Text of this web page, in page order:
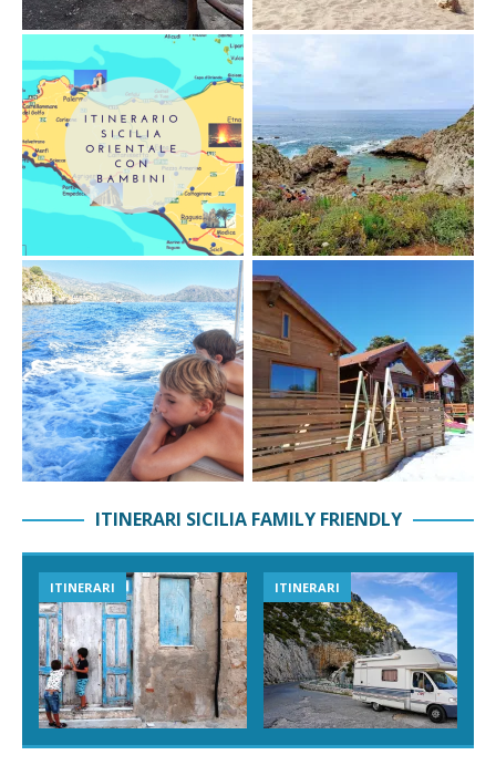
ITINERARI SICILIA FAMILY FRIENDLY
ITINERARI ITINERARI